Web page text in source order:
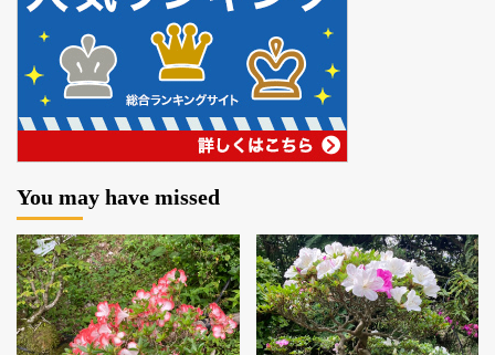
You may have missed